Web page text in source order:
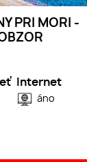
PRI MORI -
Internet
áno